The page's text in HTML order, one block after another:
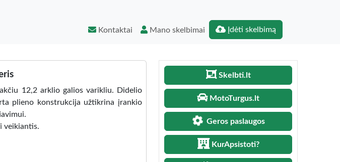
Kontaktai Mano skelbimai Įdėti skelbimą
12,2 arklio galios varikliu. Didelio
plieno konstrukcija užtikrina įrankio
veikiantis.
Skelbti.lt
MotoTurgus.lt
Geros paslaugos
KurApsistoti?